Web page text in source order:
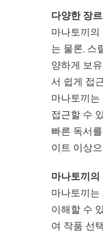
다양한 장
마나토끼의
는 물론, 스
양하게 보
서 쉽게 접
마나토끼는
접근할 수
빠른 독서
이트 이상
마나토끼
마나토끼는
이해할 수
여 작품 선